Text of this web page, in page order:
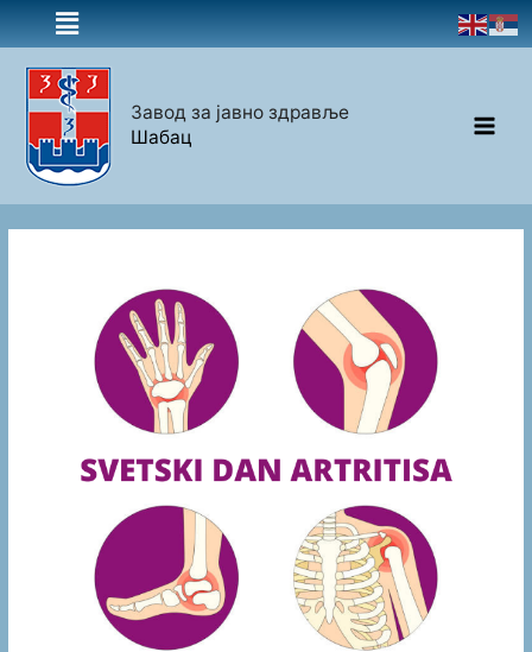
Завод за јавно здравље
Шабац